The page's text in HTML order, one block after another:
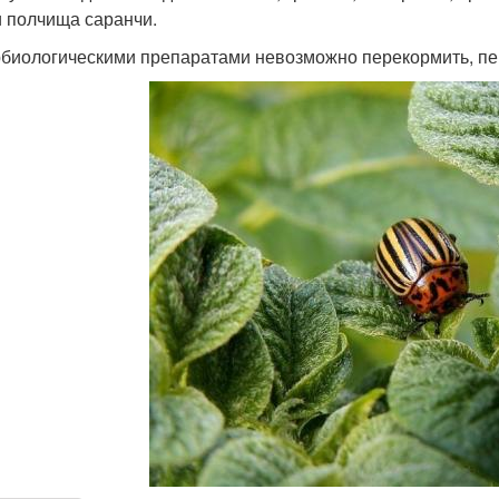
полчища саранчи.
препаратами невозможно перекормить,